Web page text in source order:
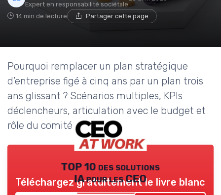
Expert en responsabilité sociétale
14 min de lecture Partager cette page
Pourquoi remplacer un plan stratégique
d’entreprise figé à cinq ans par un plan trois
ans glissant ? Scénarios multiples, KPIs
déclencheurs, articulation avec le budget et
rôle du comité stratégique.
TOP 10 des solutions
IA pour les CEO
Téléchargez gratuitement le livre blanc